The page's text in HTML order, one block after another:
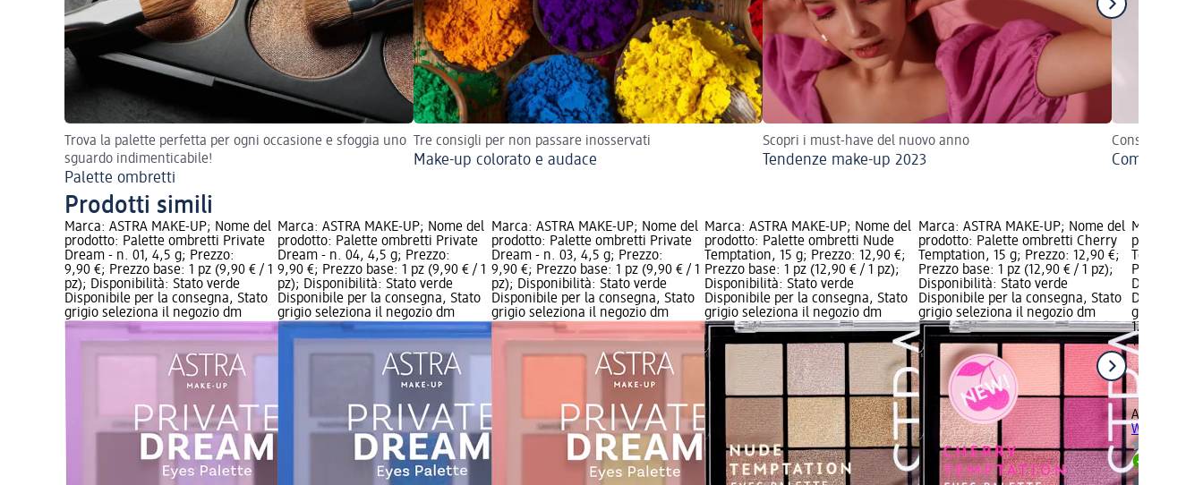
Trova la palette perfetta per ogni occasione e sfoggia uno
sguardo indimenticabile!
Palette ombretti
Tre consigli per non passare inosservati
Make-up colorato e audace
Scopri i must-have del nuovo anno
Tendenze make-up 2023
Consigli per
Come
Prodotti simili
Marca: ASTRA MAKE-UP; Nome del
prodotto: Palette ombretti Private
Dream - n. 01, 4,5 g; Prezzo:
9,90 €; Prezzo base: 1 pz (9,90 € / 1
pz); Disponibilità: Stato verde
Disponibile per la consegna, Stato
grigio seleziona il negozio dm
Marca: ASTRA MAKE-UP; Nome del
prodotto: Palette ombretti Private
Dream - n. 04, 4,5 g; Prezzo:
9,90 €; Prezzo base: 1 pz (9,90 € / 1
pz); Disponibilità: Stato verde
Disponibile per la consegna, Stato
grigio seleziona il negozio dm
Marca: ASTRA MAKE-UP; Nome del
prodotto: Palette ombretti Private
Dream - n. 03, 4,5 g; Prezzo:
9,90 €; Prezzo base: 1 pz (9,90 € / 1
pz); Disponibilità: Stato verde
Disponibile per la consegna, Stato
grigio seleziona il negozio dm
Marca: ASTRA MAKE-UP; Nome del
prodotto: Palette ombretti Nude
Temptation, 15 g; Prezzo: 12,90 €;
Prezzo base: 1 pz (12,90 € / 1 pz);
Disponibilità: Stato verde
Disponibile per la consegna, Stato
grigio seleziona il negozio dm
Marca: ASTRA MAKE-UP; Nome del
prodotto: Palette ombretti Cherry
Temptation, 15 g; Prezzo: 12,90 €;
Prezzo base: 1 pz (12,90 € / 1 pz);
Disponibilità: Stato verde
Disponibile per la consegna, Stato
grigio seleziona il negozio dm
Marca:
prodotto:
Prezzo
Disponibile
grigio
12,90 €
1 pz (12,90
ASTRA
Warm